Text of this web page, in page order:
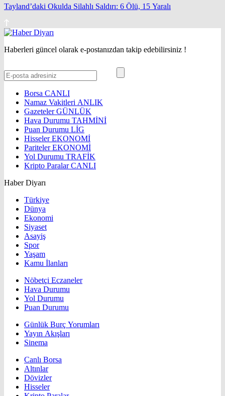
Tayland’daki Okulda Silahlı Saldırı: 6 Ölü, 15 Yaralı
Haberleri güncel olarak e-postanızdan takip edebilirsiniz !
Borsa CANLI
Namaz Vakitleri ANLIK
GazetelerGÜNLÜK
Hava Durumu TAHMİNİ
Puan Durumu LİG
HisselerEKONOMİ
ParitelerEKONOMİ
Yol Durumu TRAFİK
Kripto ParalarCANLI
Haber Diyarı
Türkiye
Dünya
Ekonomi
Siyaset
Asayiş
Spor
Yaşam
Kamu İlanları
Nöbetçi Eczaneler
Hava Durumu
Yol Durumu
Puan Durumu
Günlük Burç Yorumları
Yayın Akışları
Sinema
Canlı Borsa
Altınlar
Dövizler
Hisseler